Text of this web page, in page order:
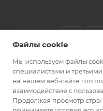
MAKITA.ONE 2010-
Файлы cookie
Мы используем файлы
специалистами и
на нашем веб-сайте, что
взаимодействие с
Продолжая просмотр